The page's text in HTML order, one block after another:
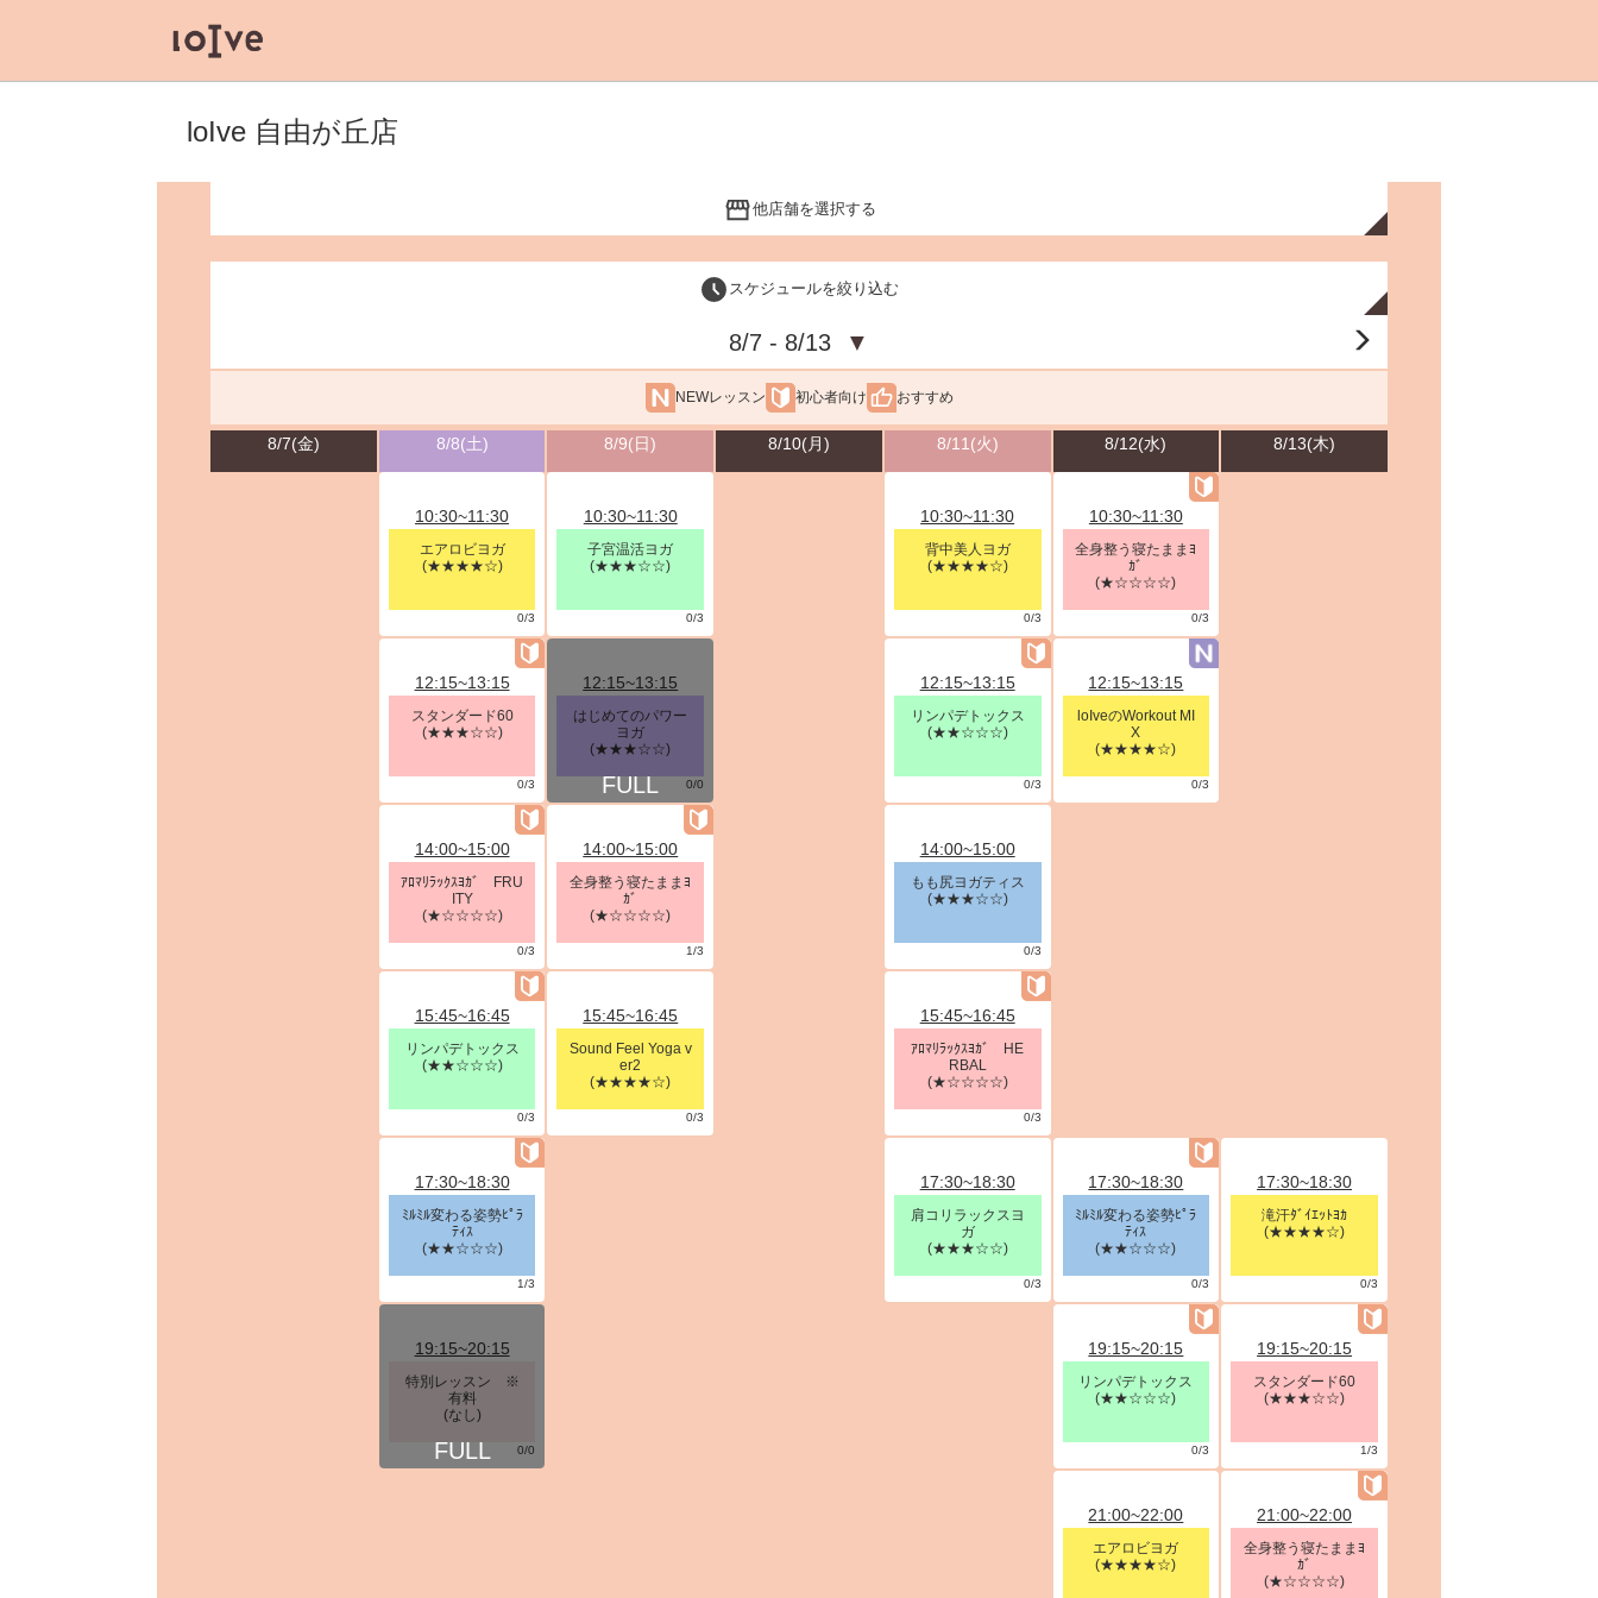
loIve 自由が丘店
他店舗を選択する
スケジュールを絞り込む
8/7 - 8/13 ▼
NEWレッスン 初心者向け おすすめ
8/7(金) 8/8(土) 8/9(日) 8/10(月) 8/11(火) 8/12(水) 8/13(木)
10:30~11:30
エアロビヨガ
(★★★★☆)
0/3
10:30~11:30
子宮温活ヨガ
(★★★☆☆)
0/3
10:30~11:30
背中美人ヨガ
(★★★★☆)
0/3
10:30~11:30
全身整う寝たままﾖ
ｶﾞ
(★☆☆☆☆)
0/3
12:15~13:15
スタンダード60
(★★★☆☆)
0/3
12:15~13:15
はじめてのパワー
ヨガ
(★★★☆☆)
0/0
12:15~13:15
リンパデトックス
(★★☆☆☆)
0/3
12:15~13:15
loIveのWorkout MI
X
(★★★★☆)
0/3
14:00~15:00
ｱﾛﾏﾘﾗｯｸｽﾖｶﾞ FRU
ITY
(★☆☆☆☆)
0/3
14:00~15:00
全身整う寝たままﾖ
ｶﾞ
(★☆☆☆☆)
1/3
14:00~15:00
もも尻ヨガティス
(★★★☆☆)
0/3
15:45~16:45
リンパデトックス
(★★☆☆☆)
0/3
15:45~16:45
Sound Feel Yoga v
er2
(★★★★☆)
0/3
15:45~16:45
ｱﾛﾏﾘﾗｯｸｽﾖｶﾞ HE
RBAL
(★☆☆☆☆)
0/3
17:30~18:30
ﾐﾙﾐﾙ変わる姿勢ﾋﾟﾗ
ﾃｨｽ
(★★☆☆☆)
1/3
17:30~18:30
肩コリラックスヨ
ガ
(★★★☆☆)
0/3
17:30~18:30
ﾐﾙﾐﾙ変わる姿勢ﾋﾟﾗ
ﾃｨｽ
(★★☆☆☆)
0/3
17:30~18:30
滝汗ﾀﾞｲｴｯﾄﾖｶ
(★★★★☆)
0/3
19:15~20:15
特別レッスン ※
有料
(なし)
0/0
19:15~20:15
リンパデトックス
(★★☆☆☆)
0/3
19:15~20:15
スタンダード60
(★★★☆☆)
1/3
21:00~22:00
エアロビヨガ
(★★★★☆)
21:00~22:00
全身整う寝たままﾖ
ｶﾞ
(★☆☆☆☆)